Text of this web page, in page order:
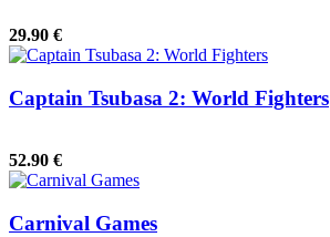
29.90 €
Captain Tsubasa 2: World Fighters
52.90 €
Carnival Games